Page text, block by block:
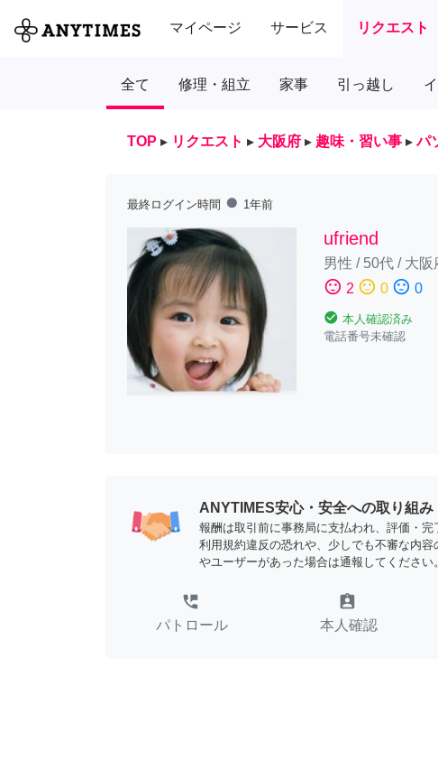
マイページ サービス リクエスト
全て 修理・組立 家事 引っ越し
TOP ▸ リクエスト ▸ 大阪府 ▸ 趣味・習い事 ▸ パ
最終ログイン時間 fiber_manual_record 1年前
ufriend
男性 / 50代/ 大阪
sentiment_satisfied 2 sentiment_neutral 0 sentiment_dissatisfied 0
check_circle 本人確認済み
電話番号未確認
ANYTIMES安心・安全への取り組み
報酬は取引前に事務局に支払われ、評価・完
利用規約違反の恐れや、少しでも不審な内容
やユーザーがあった場合は通報してください。
perm_phone_msg
パトロール
assignment_ind
本人確認